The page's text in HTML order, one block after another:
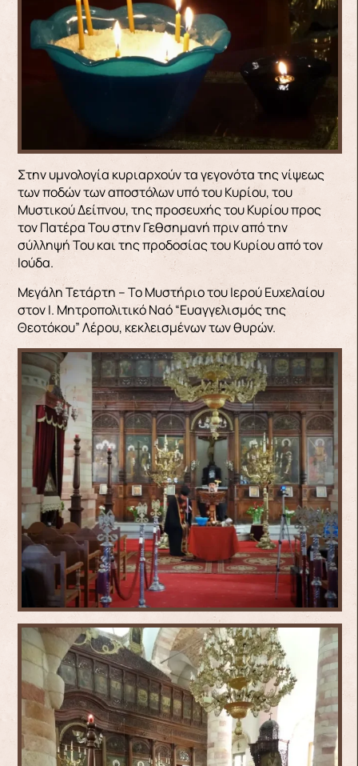
Στην υμνολογία κυριαρχούν τα γεγονότα της νίψεως
των ποδών των αποστόλων υπό του Κυρίου, του
Μυστικού Δείπνου, της προσευχής του Κυρίου προς
τον Πατέρα Του στην Γεθσημανή πριν από την
σύλληψή Του και της προδοσίας του Κυρίου από τον
Ιούδα.
Μεγάλη Τετάρτη – Το Μυστήριο του Ιερού Ευχελαίου
στον Ι. Μητροπολιτικό Ναό “Ευαγγελισμός της
Θεοτόκου” Λέρου, κεκλεισμένων των θυρών.